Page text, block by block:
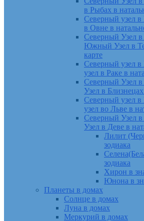
в Рыбах в
Северный узел
в Овне в
Северный Узел
Южный Узел в
карте
Северный узел
узел в Раке в
Северный Узел
Узел в
Северный узел
узел во Льве в
Северный
Узел в Деве в
Лилит
зодиака
зодиака
Хирон в
Юнона в
Планеты в домах
Солнце в домах
Луна в домах
Меркурий в домах